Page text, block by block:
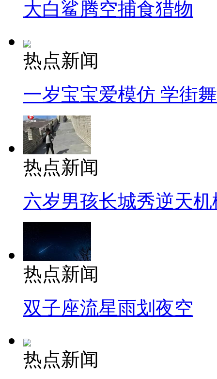
大白鲨腾空捕食猎物
热点新闻
一岁宝宝爱模仿 学街
热点新闻
六岁男孩长城秀逆天机
热点新闻
双子座流星雨划夜空
热点新闻